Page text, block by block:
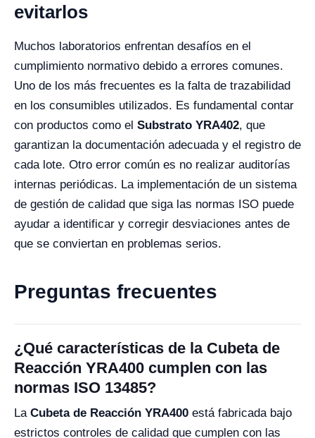
evitarlos
Muchos laboratorios enfrentan desafíos en el
cumplimiento normativo debido a errores comunes.
Uno de los más frecuentes es la falta de trazabilidad
en los consumibles utilizados. Es fundamental contar
con productos como el Substrato YRA402, que
garantizan la documentación adecuada y el registro de
cada lote. Otro error común es no realizar auditorías
internas periódicas. La implementación de un sistema
de gestión de calidad que siga las normas ISO puede
ayudar a identificar y corregir desviaciones antes de
que se conviertan en problemas serios.
Preguntas frecuentes
¿Qué características de la Cubeta de
Reacción YRA400 cumplen con las
normas ISO 13485?
La Cubeta de Reacción YRA400 está fabricada bajo
estrictos controles de calidad que cumplen con las